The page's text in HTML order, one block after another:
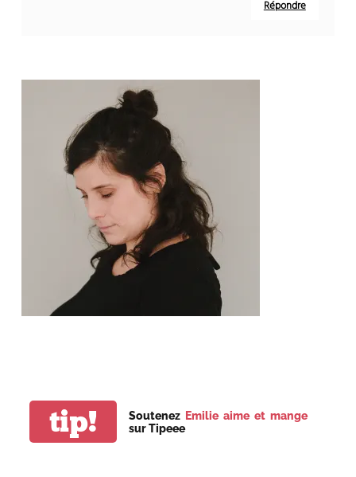
Répondre
tip! Soutenez Emilie aime et mange
sur Tipeee